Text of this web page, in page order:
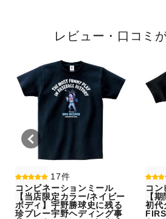
レビュー・口コミ
17件
コンビネーションミール
【当店限定カラー/ネイビー
ボディ】宇野勝球史に残る
珍プレー宇野ヘディング事
コン
【
初代